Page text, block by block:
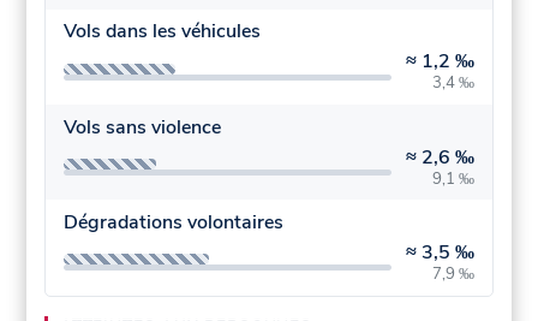
Vols dans les véhicules
≈ 1,2 ‰
3,4 ‰
Vols sans violence
≈ 2,6 ‰
9,1 ‰
Dégradations volontaires
≈ 3,5 ‰
7,9 ‰